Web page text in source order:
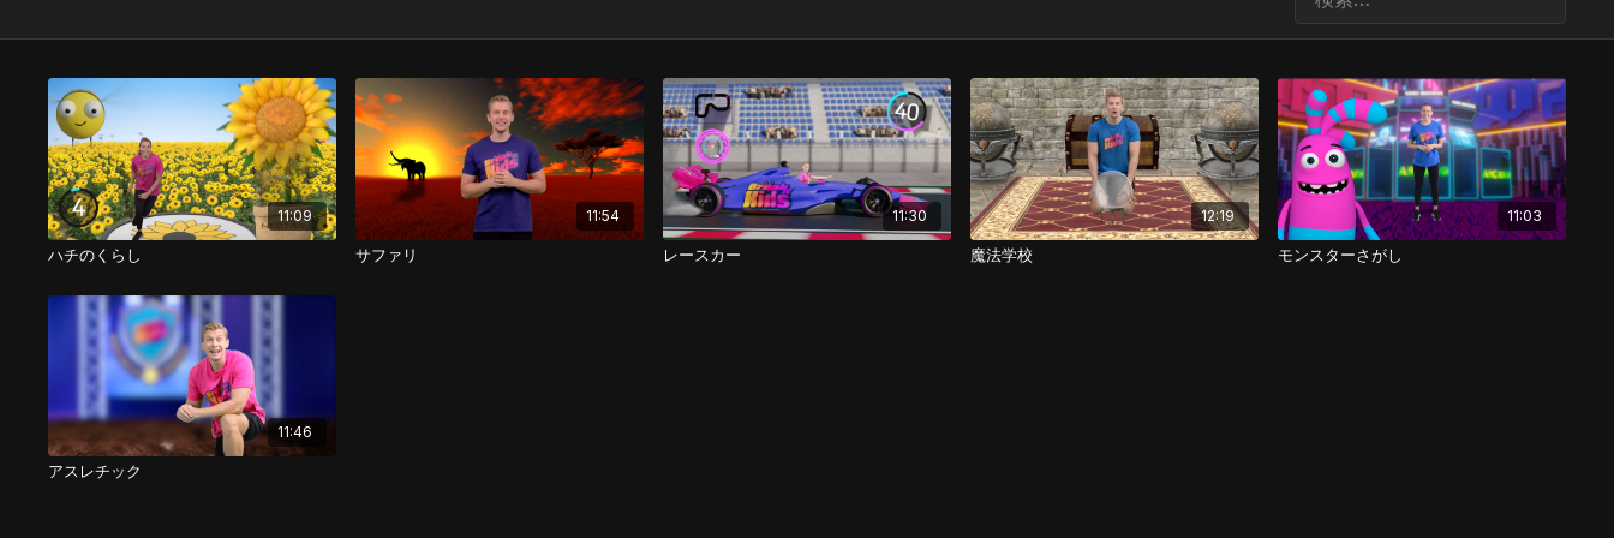
11:09
ハチのくらし
11:54
サファリ
11:30
レースカー
12:19
魔法学校
11:03
モンスターさがし
11:46
アスレチック